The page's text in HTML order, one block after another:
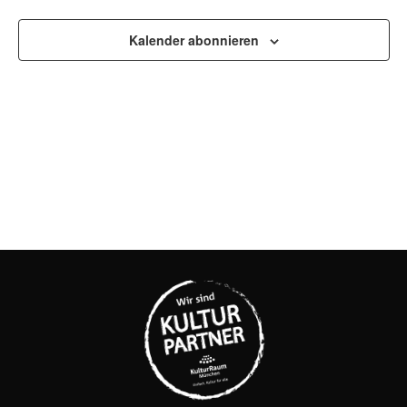
UND
Kalender abonnieren